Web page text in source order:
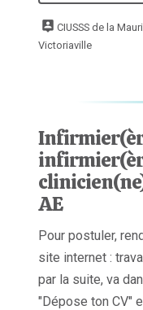
CIUSSS de la
Victoriaville
AE
Pour postuler,
site internet :
par la suite, va
"Dépose ton CV"